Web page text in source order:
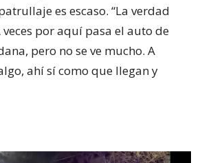
es escaso. “La verdad
veces por aquí pasa el auto de
pero no se ve mucho. A
ahí sí como que llegan y